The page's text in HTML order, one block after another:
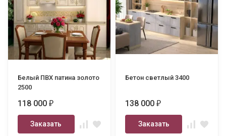
Белый ПВХ патина золото
2500
118 000₽
Заказать
Бетон светлый 3400
138 000₽
Заказать